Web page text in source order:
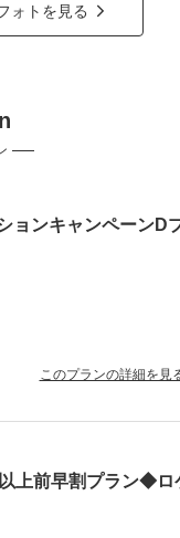
ォトを見る
ンキャンペーン
このプランの詳細を見
限定のフォトプラン
上前早割プラン◆ロ